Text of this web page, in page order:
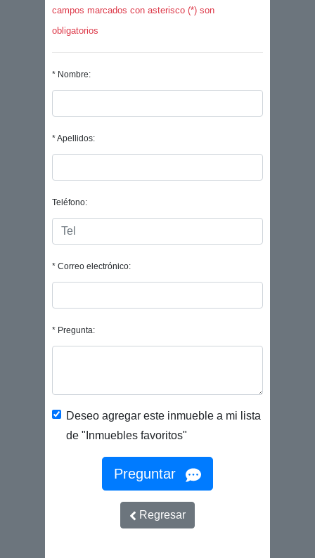
campos marcados con asterisco (*) son
obligatorios
* Nombre:
* Apellidos:
Teléfono:
* Correo electrónico:
* Pregunta:
Deseo agregar este inmueble a mi lista
de "Inmuebles favoritos"
Preguntar
Regresar